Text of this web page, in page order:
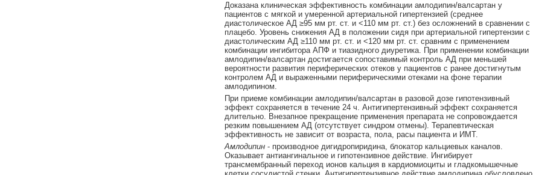
Доказана клиническая эффективность комбинации амлодипин/валсартан у
пациентов с мягкой и умеренной артериальной гипертензией (среднее
диастолическое АД ≥95 мм рт. ст. и <110 мм рт. ст.) без осложнений в сравнении с
плацебо. Уровень снижения АД в положении сидя при артериальной гипертензии с
диастолическим АД ≥110 мм рт. ст. и <120 мм рт. ст. сравним с применением
комбинации ингибитора АПФ и тиазидного диуретика. При применении комбинации
амлодипин/валсартан достигается сопоставимый контроль АД при меньшей
вероятности развития периферических отеков у пациентов с ранее достигнутым
контролем АД и выраженными периферическими отеками на фоне терапии
амлодипином.
При приеме комбинации амлодипин/валсартан в разовой дозе гипотензивный
эффект сохраняется в течение 24 ч. Антигипертензивный эффект сохраняется
длительно. Внезапное прекращение применения препарата не сопровождается
резким повышением АД (отсутствует синдром отмены). Терапевтическая
эффективность не зависит от возраста, пола, расы пациента и ИМТ.
Амлодипин- производное дигидропиридина, блокатор кальциевых каналов.
Оказывает антиангинальное и гипотензивное действие. Ингибирует
трансмембранный переход ионов кальция в кардиомиоциты и гладкомышечные